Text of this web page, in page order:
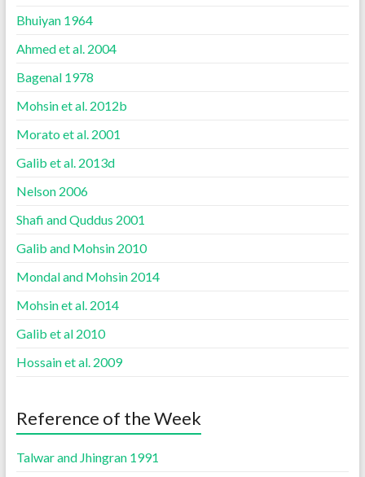
Bhuiyan 1964
Ahmed et al. 2004
Bagenal 1978
Mohsin et al. 2012b
Morato et al. 2001
Galib et al. 2013d
Nelson 2006
Shafi and Quddus 2001
Galib and Mohsin 2010
Mondal and Mohsin 2014
Mohsin et al. 2014
Galib et al 2010
Hossain et al. 2009
Reference of the Week
Talwar and Jhingran 1991